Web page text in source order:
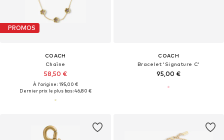
PROMOS
COACH
Chaîne
58,50 €
À l'origine : 195,00 €
Dernier prix le plus bas :46,80 €
COACH
Bracelet 'Signature C'
95,00 €